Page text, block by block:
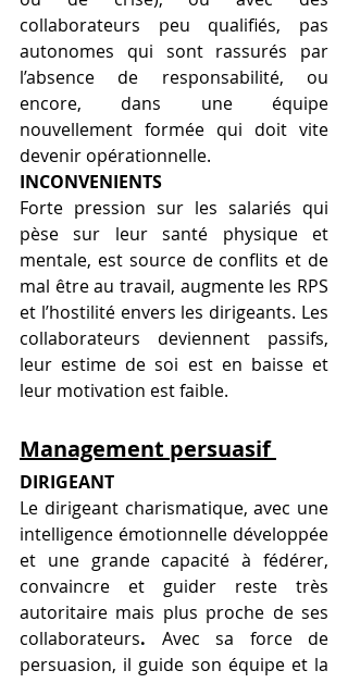
collaborateurs peu qualifiés, pas
autonomes qui sont rassurés par
l’absence de responsabilité, ou
encore, dans une équipe
nouvellement formée qui doit vite
devenir opérationnelle.
INCONVENIENTS
Forte pression sur les salariés qui
pèse sur leur santé physique et
mentale, est source de conflits et de
mal être au travail, augmente les RPS
et l’hostilité envers les dirigeants. Les
collaborateurs deviennent passifs,
leur estime de soi est en baisse et
leur motivation est faible.
Management persuasif
DIRIGEANT
Le dirigeant charismatique, avec une
intelligence émotionnelle développée
et une grande capacité à fédérer,
convaincre et guider reste très
autoritaire mais plus proche de ses
collaborateurs. Avec sa force de
persuasion, il guide son équipe et la